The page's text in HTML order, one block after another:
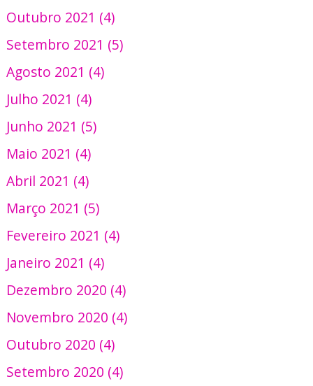
Outubro 2021 (4)
Setembro 2021 (5)
Agosto 2021 (4)
Julho 2021 (4)
Junho 2021 (5)
Maio 2021 (4)
Abril 2021 (4)
Março 2021 (5)
Fevereiro 2021 (4)
Janeiro 2021 (4)
Dezembro 2020 (4)
Novembro 2020 (4)
Outubro 2020 (4)
Setembro 2020 (4)